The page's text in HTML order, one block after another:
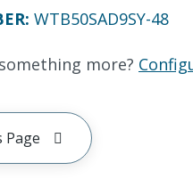
: WTB50SAD9SY-48
more?
Page